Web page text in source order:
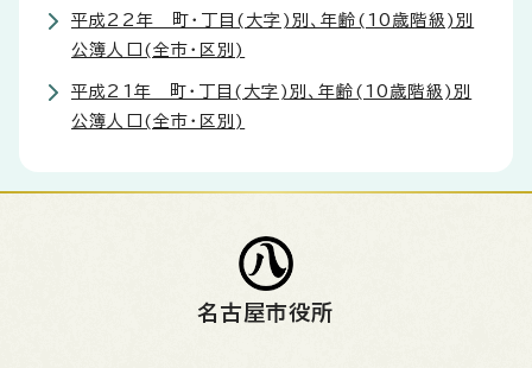
平成22年 町・丁目(大字)別、年齢(10歳階級)別
公簿人口(全市・区別)
平成21年 町・丁目(大字)別、年齢(10歳階級)別
公簿人口(全市・区別)
名古屋市役所